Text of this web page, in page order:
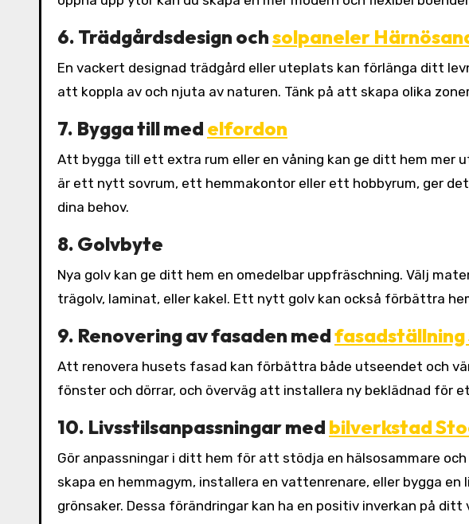
6. Trädgårdsdesign ochsolpaneler
En vackert designad trädgård eller uteplats kan förlänga ditt
att koppla av och njuta av naturen. Tänk på att skapa olika
7. Bygga till med elfordon
Att bygga till ett extra rum eller en våning kan ge ditt hem mer
är ett nytt sovrum, ett hemmakontor eller ett hobbyrum, ger
dina behov.
8. Golvbyte
Nya golv kan ge ditt hem en omedelbar uppfräschning. Välj
trägolv, laminat, eller kakel. Ett nytt golv kan också förbättra
9. Renovering av fasaden medfasadställning
Att renovera husets fasad kan förbättra både utseendet och
fönster och dörrar, och överväg att installera ny beklädnad för
10. Livsstilsanpassningar med bilverkstad
Gör anpassningar i ditt hem för att stödja en hälsosammare
skapa en hemmagym, installera en vattenrenare, eller bygga
grönsaker. Dessa förändringar kan ha en positiv inverkan på